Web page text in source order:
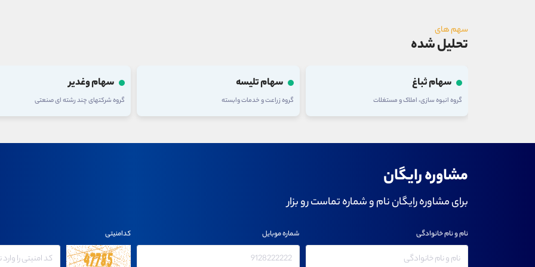
سهم های
تحلیل شده
سهام تلیسه
گروه زراعت و خدمات وابسته
سهام وغدیر
گروه شرکتهای چند رشته ای صنعتی
سهام فولاد
گروه فلزات اساسی
مشاوره رایگان
برای مشاوره رایگان نام و شماره تماست رو بزار
نام و نام خانوادگی شماره موبایل کدامنیتی